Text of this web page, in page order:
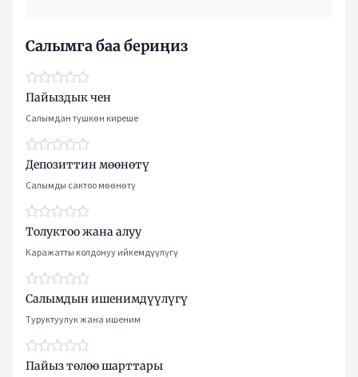
Салымга баа бериңиз
Пайыздык чен
Салымдан түшкөн киреше
Депозиттин мөөнөтү
Салымды сактоо мөөнөтү
Толуктоо жана алуу
Каражатты колдонуу ийкемдүүлүгү
Салымдын ишенимдүүлүгү
Туруктуулук жана ишеним
Пайыз төлөө шарттары